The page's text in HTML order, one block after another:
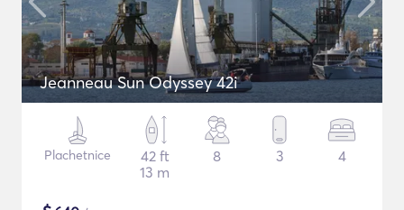
Jeanneau Sun Odyssey 42i
Plachetnice
42 ft
13 m
8 3 4